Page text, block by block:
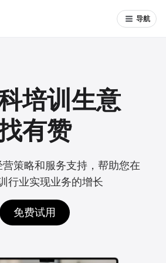
导航
培训生意
有赞
策略和服务支持，帮助您在
行业实现业务的增长
免费试用